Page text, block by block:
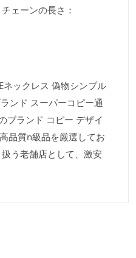
ェーンの長さ：
ネックレス 偽物シンプル
ンド スーパーコピー通
ブランド コピー デザイ
品質n級品を厳選してお
う老舗店として、激安